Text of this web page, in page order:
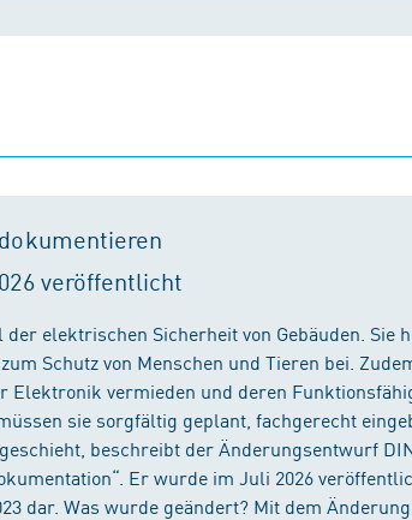
veröffentlicht
elektrischen Sicherheit von Gebäuden. Sie
Schutz von Menschen und Tieren bei.
Elektronik vermieden und deren
sie sorgfältig geplant, fachgerecht
beschreibt der Änderungsentwurf
Er wurde im Juli 2026
dar. Was wurde geändert? Mit dem